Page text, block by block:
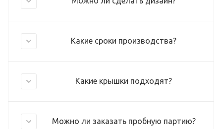
Какие сроки производства?
Какие крышки подходят?
Можно ли заказать пробную партию?